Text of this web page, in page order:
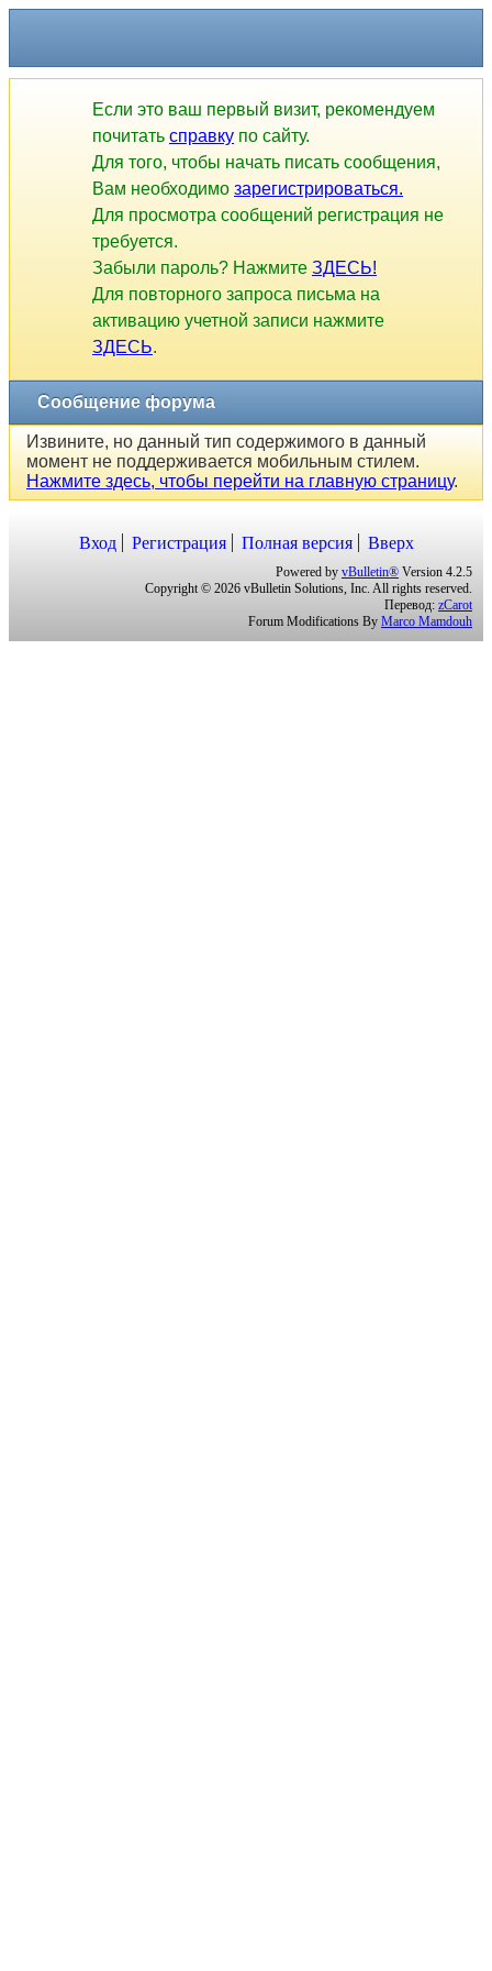
Если это ваш первый визит, рекомендуем
почитать справку по сайту.
Для того, чтобы начать писать сообщения,
Вам необходимо зарегистрироваться.
Для просмотра сообщений регистрация не
требуется.
Забыли пароль? Нажмите ЗДЕСЬ!
Для повторного запроса письма на
активацию учетной записи нажмите
ЗДЕСЬ.
Сообщение форума
Извините, но данный тип содержимого в данный
момент не поддерживается мобильным стилем.
Нажмите здесь, чтобы перейти на главную страницу.
Вход Регистрация Полная версия Вверх
Powered by vBulletin® Version 4.2.5
Copyright © 2026 vBulletin Solutions, Inc. All rights reserved.
Перевод: zCarot
Forum Modifications By Marco Mamdouh